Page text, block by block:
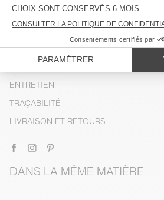
DESCRIPTION
TAILLE ET COUPE
ENTRETIEN
TRAÇABILITÉ
LIVRAISON ET RETOURS
DANS LA MÊME MATIÈRE